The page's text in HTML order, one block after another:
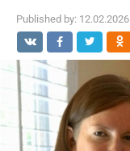
Published by: 12.02.2026